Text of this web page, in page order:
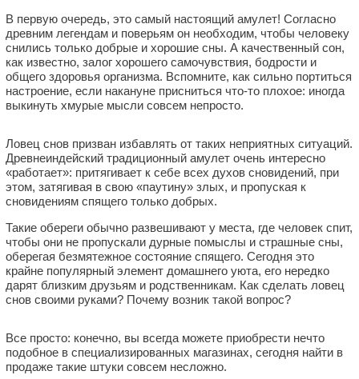
В первую очередь, это самый настоящий амулет! Согласно
древним легендам и поверьям он необходим, чтобы человеку
снились только добрые и хорошие сны. А качественный сон,
как известно, залог хорошего самочувствия, бодрости и
общего здоровья организма. Вспомните, как сильно портиться
настроение, если накануне присниться что-то плохое: иногда
выкинуть хмурые мысли совсем непросто.
Ловец снов призван избавлять от таких неприятных ситуаций.
Древнеиндейский традиционный амулет очень интересно
«работает»: притягивает к себе всех духов сновидений, при
этом, затягивая в свою «паутину» злых, и пропуская к
сновидениям спящего только добрых.
Такие обереги обычно развешивают у места, где человек спит,
чтобы они не пропускали дурные помыслы и страшные сны,
оберегая безмятежное состояние спящего. Сегодня это
крайне популярный элемент домашнего уюта, его нередко
дарят близким друзьям и родственникам. Как сделать ловец
снов своими руками? Почему возник такой вопрос?
Все просто: конечно, вы всегда можете приобрести нечто
подобное в специализированных магазинах, сегодня найти в
продаже такие штуки совсем несложно.